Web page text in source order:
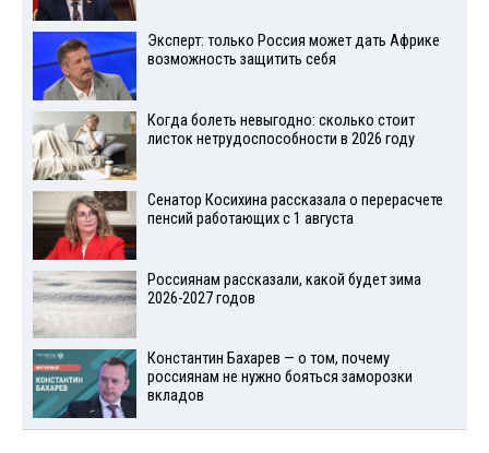
Эксперт: только Россия может дать Африке
возможность защитить себя
Когда болеть невыгодно: сколько стоит
листок нетрудоспособности в 2026 году
Сенатор Косихина рассказала о перерасчете
пенсий работающих с 1 августа
Россиянам рассказали, какой будет зима
2026-2027 годов
Константин Бахарев — о том, почему
россиянам не нужно бояться заморозки
вкладов